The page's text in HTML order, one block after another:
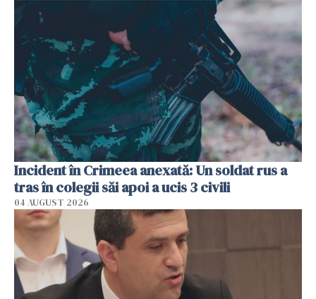
Incident în Crimeea anexată: Un soldat rus a
tras în colegii săi apoi a ucis 3 civili
04 AUGUST 2026